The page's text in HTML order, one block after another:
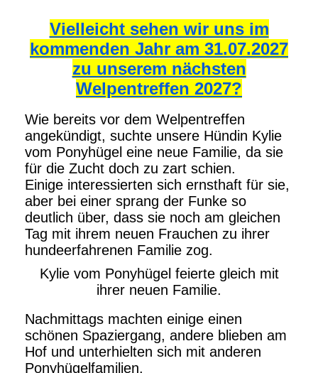
Vielleicht sehen wir uns im
kommenden Jahr am 31.07.2027
zu unserem nächsten
Welpentreffen 2027?
Wie bereits vor dem Welpentreffen
angekündigt, suchte unsere Hündin Kylie
vom Ponyhügel eine neue Familie, da sie
für die Zucht doch zu zart schien.
Einige interessierten sich ernsthaft für sie,
aber bei einer sprang der Funke so
deutlich über, dass sie noch am gleichen
Tag mit ihrem neuen Frauchen zu ihrer
hundeerfahrenen Familie zog.
Kylie vom Ponyhügel feierte gleich mit
ihrer neuen Familie.
Nachmittags machten einige einen
schönen Spaziergang, andere blieben am
Hof und unterhielten sich mit anderen
Ponyhügelfamilien.